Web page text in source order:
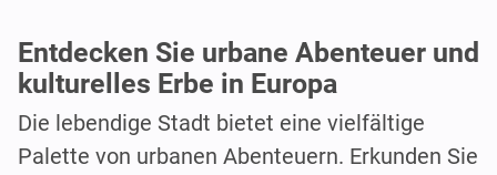
Entdecken Sie urbane Abenteuer und
kulturelles Erbe in Europa
Die lebendige Stadt bietet eine vielfältige
Palette von urbanen Abenteuern. Erkunden Sie